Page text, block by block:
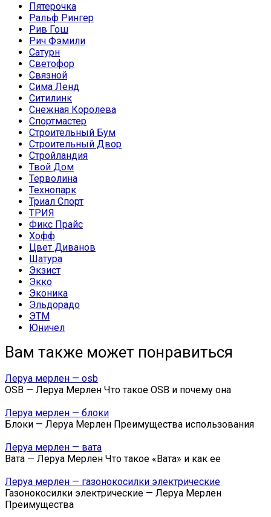
Пятерочка
Ральф Рингер
Рив Гош
Рич Фэмили
Сатурн
Светофор
Связной
Сима Ленд
Ситилинк
Снежная Королева
Спортмастер
Строительный Бум
Строительный Двор
Стройландия
Твой Дом
Терволина
Технопарк
Триал Спорт
ТРИЯ
Фикс Прайс
Хофф
Цвет Диванов
Шатура
Экзист
Экко
Эконика
Эльдорадо
ЭТМ
Юничел
Вам также может понравиться
Леруа мерлен — osb
OSB — Леруа Мерлен Что такое OSB и почему она
Леруа мерлен — блоки
Блоки — Леруа Мерлен Преимущества использования
Леруа мерлен — вата
Вата — Леруа Мерлен Что такое «Вата» и как ее
Леруа мерлен — газонокосилки электрические
Газонокосилки электрические — Леруа Мерлен
Преимущества